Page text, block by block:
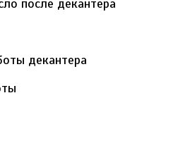
после декантера